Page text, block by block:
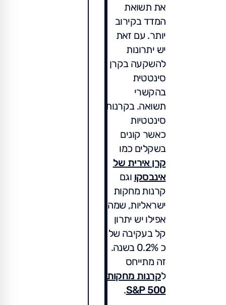
את תשואת
המדד בקירוב
יותר. עם זאת
יש יתרונות
להשקעה בקרן
סינטטית
בהקשרי
תשואה. בקרנות
סינטטיות
כאשר קונים
בשקלים כמו
קרן אירית של
אינבסקו וגם
קרנות מחקות
ישראליות, שמה
אפילו יש יתרון
קל בעקיבה של
כ 0.2% בשנה.
זה מתייחס
לקרנות מחקות
S&P 500
.